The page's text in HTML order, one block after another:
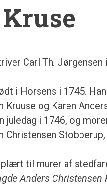
Carl Th. Jørgensen i
i Horsens i 1745.
Kruuse og Karen
juledag i 1746, og
Christensen
til murer af
Anders